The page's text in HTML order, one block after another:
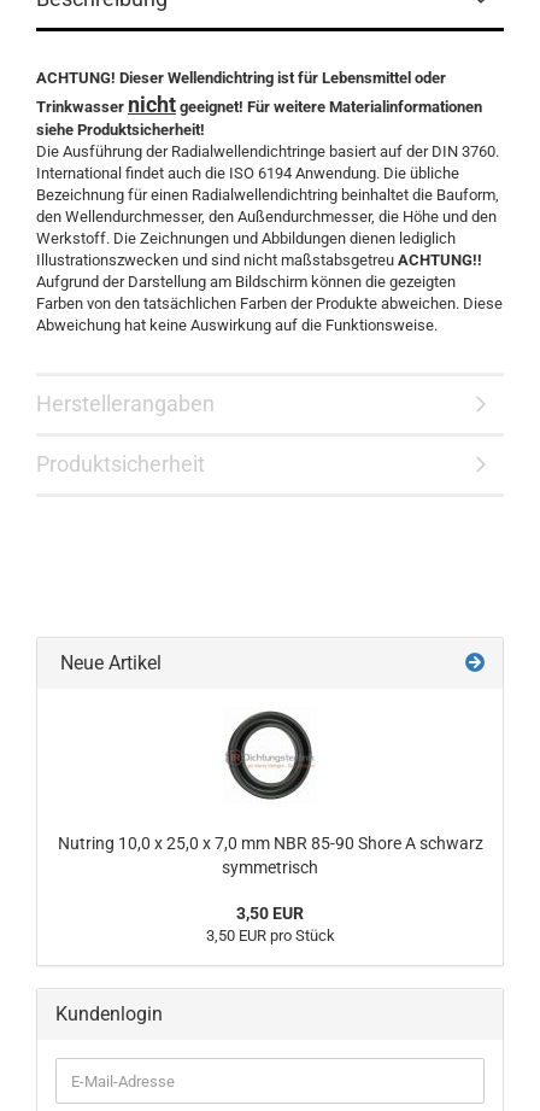
ACHTUNG! Dieser Wellendichtring ist für Lebensmittel oder
Trinkwasser nicht geeignet! Für weitere Materialinformationen
siehe Produktsicherheit!
Die Ausführung der Radialwellendichtringe basiert auf der DIN 3760.
International findet auch die ISO 6194 Anwendung. Die übliche
Bezeichnung für einen Radialwellendichtring beinhaltet die Bauform,
den Wellendurchmesser, den Außendurchmesser, die Höhe und den
Werkstoff. Die Zeichnungen und Abbildungen dienen lediglich
Illustrationszwecken und sind nicht maßstabsgetreu ACHTUNG!!
Aufgrund der Darstellung am Bildschirm können die gezeigten
Farben von den tatsächlichen Farben der Produkte abweichen. Diese
Abweichung hat keine Auswirkung auf die Funktionsweise.
Herstellerangaben
Produktsicherheit
Neue Artikel
Nutring 10,0 x 25,0 x 7,0 mm NBR 85-90 Shore A schwarz
symmetrisch
3,50 EUR
3,50 EUR pro Stück
Kundenlogin
E-
Mail-